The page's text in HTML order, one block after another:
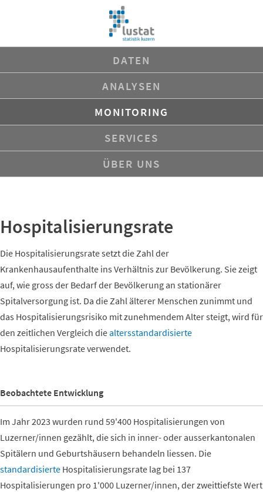
DATEN
ANALYSEN
MONITORING
SERVICES
ÜBER UNS
Hospitalisierungsrate
Die Hospitalisierungsrate setzt die Zahl der
Krankenhausaufenthalte ins Verhältnis zur Bevölkerung. Sie zeigt
auf, wie gross der Bedarf der Bevölkerung an stationärer
Spitalversorgung ist. Da die Zahl älterer Menschen zunimmt und
das Hospitalisierungsrisiko mit zunehmendem Alter steigt, wird für
den zeitlichen Vergleich diealtersstandardisierte
Hospitalisierungsrate verwendet.
Beobachtete Entwicklung
Im Jahr 2023 wurden rund 59'400 Hospitalisierungen von
Luzerner/innen gezählt, die sich in inner- oder ausserkantonalen
Spitälern und Geburtshäusern behandeln liessen. Die
standardisierte Hospitalisierungsrate lag bei 137
Hospitalisierungen pro 1'000 Luzerner/innen, der zweittiefste Wert